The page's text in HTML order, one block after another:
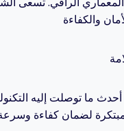
أحدث ما توصلت إليه